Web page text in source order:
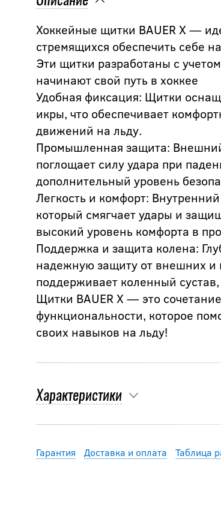
Хоккейные щитки BAUER X —
стремящихся обеспечить себе
Эти щитки разработаны с
начинают свой путь в хоккее
Удобная фиксация: Щитки
икры, что обеспечивает
движений на льду.
Промышленная защита:
поглощает силу удара при
дополнительный уровень
Легкость и комфорт:
который смягчает удары и
высокий уровень комфорта в
Поддержка и защита колена:
надежную защиту от внешних и
поддерживает коленный
Щитки BAUER X — это
функциональности, которое
своих навыков на льду!
Характеристики
Гарантия Доставка и оплата Таблица